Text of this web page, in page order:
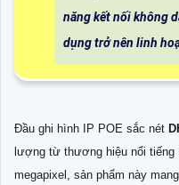
năng kết nối không
dụng trở nên linh
Đầu ghi hình IP POE sắc nét
lượng từ thương hiệu nổi tiếng
megapixel, sản phẩm này